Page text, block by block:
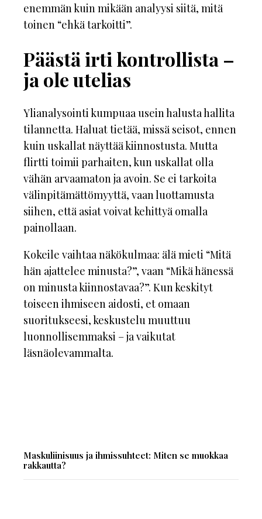
enemmän kuin mikään analyysi siitä, mitä
toinen “ehkä tarkoitti”.
Päästä irti kontrollista –
ja ole utelias
Ylianalysointi kumpuaa usein halusta hallita
tilannetta. Haluat tietää, missä seisot, ennen
kuin uskallat näyttää kiinnostusta. Mutta
flirtti toimii parhaiten, kun uskallat olla
vähän arvaamaton ja avoin. Se ei tarkoita
välinpitämättömyyttä, vaan luottamusta
siihen, että asiat voivat kehittyä omalla
painollaan.
Kokeile vaihtaa näkökulmaa: älä mieti “Mitä
hän ajattelee minusta?”, vaan “Mikä hänessä
on minusta kiinnostavaa?”. Kun keskityt
toiseen ihmiseen aidosti, et omaan
suoritukseesi, keskustelu muuttuu
luonnollisemmaksi – ja vaikutat
läsnäolevammalta.
Maskuliinisuus ja ihmissuhteet: Miten se muokkaa
rakkautta?